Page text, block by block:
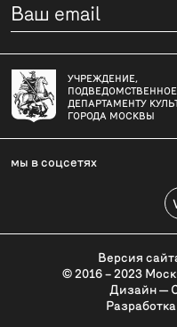
УЧРЕЖДЕНИЕ,
ПОДВЕДОМСТВЕННОЕ
ДЕПАРТАМЕНТУ
ГОРОДА МОСКВЫ
мы в соцсетях
Версия
© 2016 – 2023
Дизайн —